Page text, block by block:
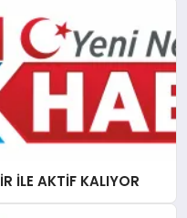
İLE AKTİF KALIYOR